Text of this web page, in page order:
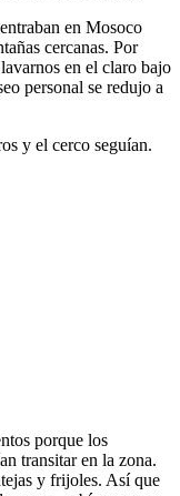
en Mosoco
cercanas. Por
en el claro bajo
personal se redujo a
y el cerco seguían.
porque los
transitar en la zona.
y frijoles. Así que